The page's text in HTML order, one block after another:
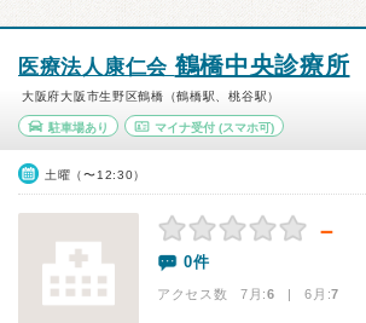
医療法人康仁会鶴橋中央診療所
大阪府大阪市生野区鶴橋（鶴橋駅、桃谷駅）
駐車場あり マイナ受付(スマホ可)
土曜（〜12:30）
－
0件
アクセス数 7月:6 | 6月:7